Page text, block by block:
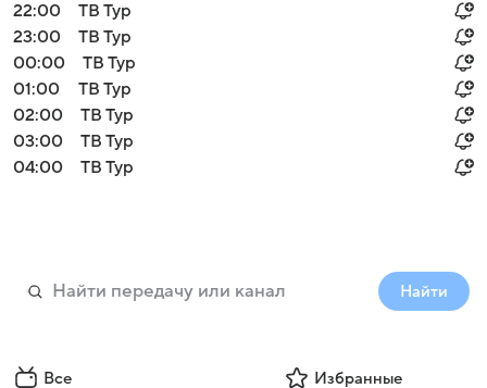
22:00
ТВ Тур
23:00
ТВ Тур
00:00
ТВ Тур
01:00
ТВ Тур
02:00
ТВ Тур
03:00
ТВ Тур
04:00
ТВ Тур
Найти
Все Избранные